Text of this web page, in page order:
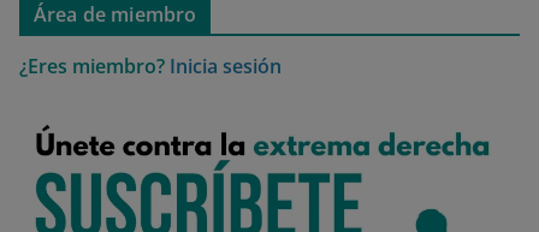
Área de miembro
¿Eres miembro? Inicia sesión